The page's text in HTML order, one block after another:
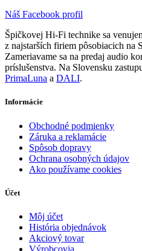
Náš Facebook profil
Špičkovej Hi-Fi technike sa
z najstarších firiem pôsobiacich na
Zameriavame sa na predaj audio
príslušenstva. Na Slovensku
PrimaLuna a DALI.
Informácie
Obchodné podmienky
Záruka a reklamácie
Spôsob dopravy
Ochrana osobných údajov
Ako používame cookies
Účet
Môj účet
História objednávok
Akciový tovar
Výrobcovia